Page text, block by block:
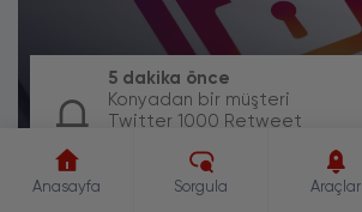
İNSTAGRAM GIZLI PROFIL BAKMA
Anasayfa Sorgula Araçlar
5 dakika önce
Konyadan bir müşteri
Twitter 1000 Retweet
oluşturdu.